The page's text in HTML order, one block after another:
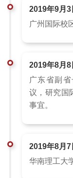
2019年9月3
广州国际校
2019年8月8
广东省副
议，研究国
事宜。
2019年8月7
华南理工大